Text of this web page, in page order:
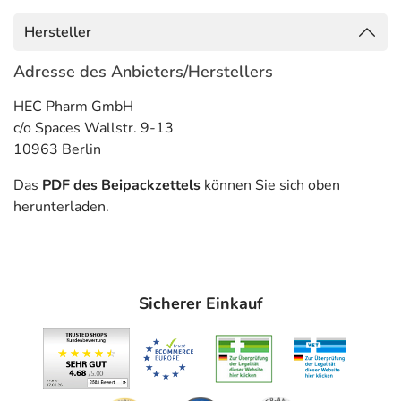
- Gebärmutterhalsentzündung
- Nasennebenhöhlenentzündung (Sinusitis)
- Mandelentzündung (Tonsillitis)
- Bronchitis
- Lungenentzündung
- Mittelohrentzündung (Otitis media)
- Bakterieninfektionen der Haut und des Gewebes
- Überempfindlichkeit gegen die Inhaltsstoffe
Welche Altersgruppe ist zu beachten?
- Jugendliche ab 45 kg Körpergewicht und Erwachsene:
Hersteller
Adresse des Anbieters/Herstellers
HEC Pharm GmbH
c/o Spaces Wallstr. 9-13
10963 Berlin
Das PDF des Beipackzettels können Sie sich oben
herunterladen.
Sicherer Einkauf